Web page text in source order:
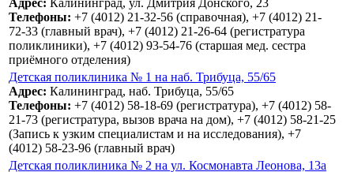
Адрес: Калининград, ул. Дмитрия Донского, 23
Телефоны: +7 (4012) 21-32-56 (справочная), +7 (4012) 21-
72-33 (главный врач), +7 (4012) 21-26-64 (регистратура
поликлиники), +7 (4012) 93-54-76 (старшая мед. сестра
приёмного отделения)
Детская поликлиника № 1 на наб. Трибуца, 55/65
Адрес: Калининград, наб. Трибуца, 55/65
Телефоны: +7 (4012) 58-18-69 (регистратура), +7 (4012) 58-
21-73 (регистратура, вызов врача на дом), +7 (4012) 58-21-25
(Запись к узким специалистам и на исследования), +7
(4012) 58-23-96 (главный врач)
Детская поликлиника № 2 на ул. Космонавта Леонова, 13а